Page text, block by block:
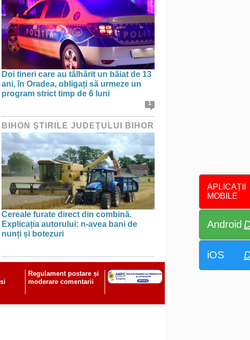
APLICAȚII
MOBILE
Android
iOS
Doi tineri care au tâlhărit un băiat de 13
ani, în Oradea, obligați să urmeze un
program strict timp de 6 luni
1
BIHON ŞTIRILE JUDEŢULUI BIHOR
Cereale furate direct din combină.
Explicația autorului: n-avea bani de
nunți și botezuri
Regulament postare și
moderare comentarii